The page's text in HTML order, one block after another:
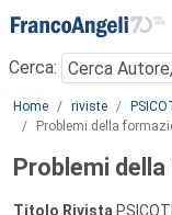
Menu
Cerca:
Main content
Home riviste
Problemi della
Problemi
Titolo Rivista